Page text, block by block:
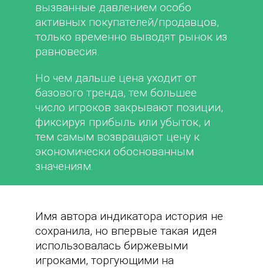
вызванные давлением особо
активных покупателей/продавцов,
только временно выводят рынок из
равновесия.
Но чем дальше цена уходит от
базового тренда, тем большее
число игроков закрывают позиции,
фиксируя прибыль или убыток, и
тем самым возвращают цену к
экономически обоснованным
значениям.
Имя автора индикатора история не
сохранила, но впервые такая идея
использовалась биржевыми
игроками, торгующими на